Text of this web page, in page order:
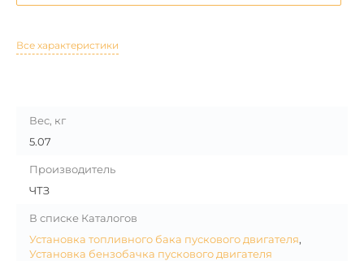
Все характеристики
Вес, кг
5.07
Производитель
ЧТЗ
В списке Каталогов
Установка топливного бака пускового двигателя,
Установка бензобачка пускового двигателя